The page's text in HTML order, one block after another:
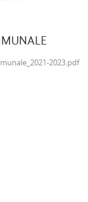
2023.pdf